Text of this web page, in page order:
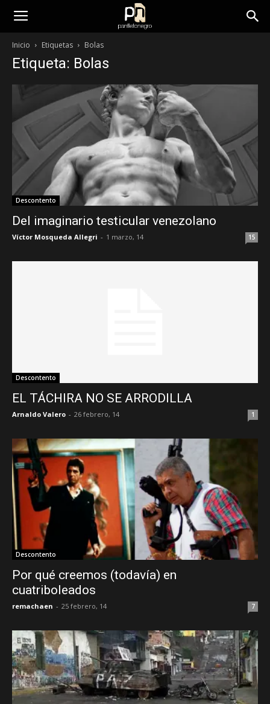
panfletonegro
Inicio Etiquetas Bolas
Etiqueta: Bolas
Descontento
Del imaginario testicular venezolano
Víctor Mosqueda Allegri - 1 marzo, 14 15
Descontento
EL TÁCHIRA NO SE ARRODILLA
Arnaldo Valero - 26 febrero, 14 1
Descontento
Por qué creemos (todavía) en
cuatriboleados
remachaen - 25 febrero, 14 7